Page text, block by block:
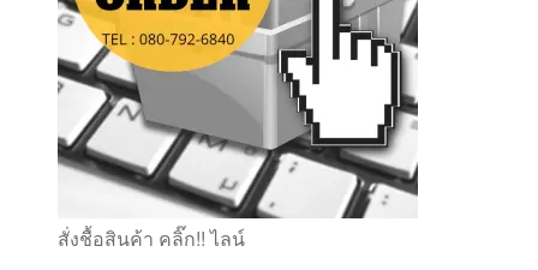
สั่งชื้อสินค้า คลิ๊ก!! ไลน์